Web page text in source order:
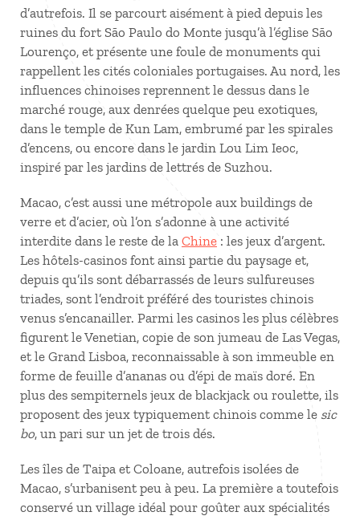
d’autrefois. Il se parcourt aisément à pied depuis les
ruines du fort São Paulo do Monte jusqu’à l’église São
Lourenço, et présente une foule de monuments qui
rappellent les cités coloniales portugaises. Au nord, les
influences chinoises reprennent le dessus dans le
marché rouge, aux denrées quelque peu exotiques,
dans le temple de Kun Lam, embrumé par les spirales
d’encens, ou encore dans le jardin Lou Lim Ieoc,
inspiré par les jardins de lettrés de Suzhou.
Macao, c’est aussi une métropole aux buildings de
verre et d’acier, où l’on s’adonne à une activité
interdite dans le reste de la Chine : les jeux d’argent.
Les hôtels-casinos font ainsi partie du paysage et,
depuis qu’ils sont débarrassés de leurs sulfureuses
triades, sont l’endroit préféré des touristes chinois
venus s’encanailler. Parmi les casinos les plus célèbres
figurent le Venetian, copie de son jumeau de Las Vegas,
et le Grand Lisboa, reconnaissable à son immeuble en
forme de feuille d’ananas ou d’épi de maïs doré. En
plus des sempiternels jeux de blackjack ou roulette, ils
proposent des jeux typiquement chinois comme le sic
bo, un pari sur un jet de trois dés.
Les îles de Taipa et Coloane, autrefois isolées de
Macao, s’urbanisent peu à peu. La première a toutefois
conservé un village idéal pour goûter aux spécialités